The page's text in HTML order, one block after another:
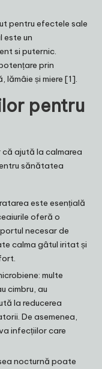
pentru efectele sale
este un
si puternic.
prin
și miere [1].
pentru
ajută la calmarea
sănătatea
este esențială
oferă o
necesar de
calma gâtul iritat și
multe
cimbru, au
la reducerea
De asemenea,
infecțiilor care
nocturnă poate